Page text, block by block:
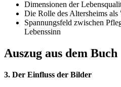
Dimensionen der
Die Rolle des Altersheims
Spannungsfeld zwischen
Lebenssinn
Auszug aus dem Buch
3. Der Einfluss der Bilder